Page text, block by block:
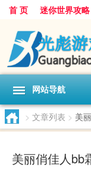
首 页 迷你世界攻略
网站导航
> 文章列表 > 美
美丽俏佳人bb